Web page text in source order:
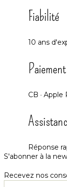
Fiabilité
10 ans
CB · Apple
Réponse
S'abonner à la
Recevez nos